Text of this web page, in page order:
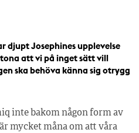
djupt Josephines upplevelse
att vi på inget sätt vill
ska behöva känna sig otrygg
inte bakom någon form av
mycket måna om att våra